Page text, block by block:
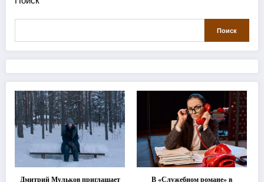
Поиск
Дмитрий Мульков приглашает
В «Служебном романе» в